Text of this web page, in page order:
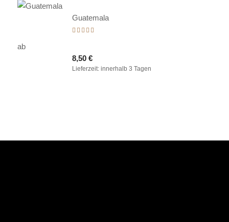
Guatemala
von 5
ab
8,50 €
Lieferzeit: innerhalb 3 Tagen